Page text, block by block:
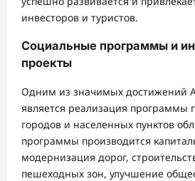
инвесторов и туристов.
Социальные программы и
проекты
Одним из значимых достижений
является реализация программы
городов и населенных пунктов
программы производится
модернизация дорог,
пешеходных зон, улучшение